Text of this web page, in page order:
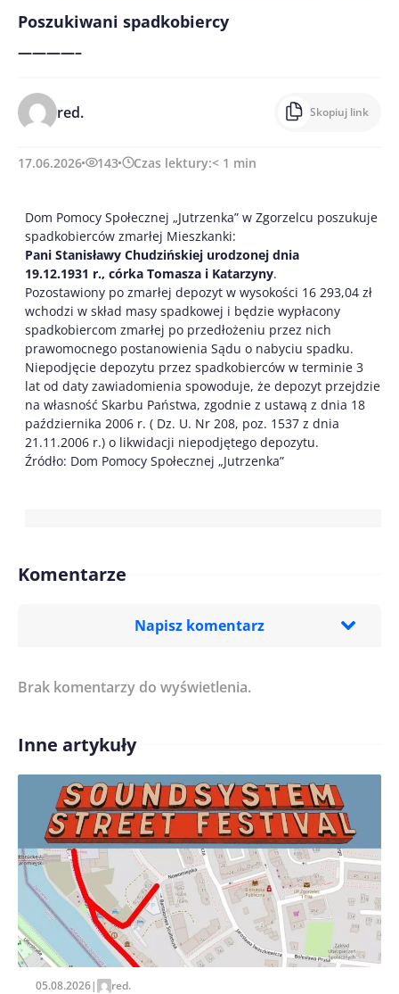
Poszukiwani spadkobiercy
————–
red. Skopiuj link
17.06.2026 143 Czas lektury:< 1 min
Dom Pomocy Społecznej „Jutrzenka” w Zgorzelcu poszukuje
spadkobierców zmarłej Mieszkanki:
Pani Stanisławy Chudzińskiej urodzonej dnia
19.12.1931 r., córka Tomasza i Katarzyny.
Pozostawiony po zmarłej depozyt w wysokości 16 293,04 zł
wchodzi w skład masy spadkowej i będzie wypłacony
spadkobiercom zmarłej po przedłożeniu przez nich
prawomocnego postanowienia Sądu o nabyciu spadku.
Niepodjęcie depozytu przez spadkobierców w terminie 3
lat od daty zawiadomienia spowoduje, że depozyt przejdzie
na własność Skarbu Państwa, zgodnie z ustawą z dnia 18
października 2006 r. ( Dz. U. Nr 208, poz. 1537 z dnia
21.11.2006 r.) o likwidacji niepodjętego depozytu.
Źródło: Dom Pomocy Społecznej „Jutrzenka”
Komentarze
Napisz komentarz
Treść komentarza*
Imię/ Nick*
Zapamiętaj moje dane w tej przeglądarce podczas
pisania kolejnych komentarzy.
Brak komentarzy do wyświetlenia.
Inne artykuły
05.08.2026| red.